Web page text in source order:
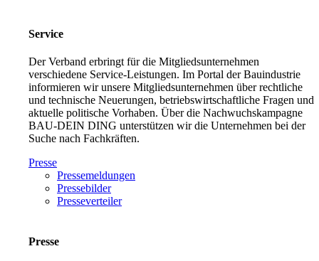
Service
Der Verband erbringt für die Mitgliedsunternehmen
verschiedene Service-Leistungen. Im Portal der Bauindustrie
informieren wir unsere Mitgliedsunternehmen über rechtliche
und technische Neuerungen, betriebswirtschaftliche Fragen und
aktuelle politische Vorhaben. Über die Nachwuchskampagne
BAU-DEIN DING unterstützen wir die Unternehmen bei der
Suche nach Fachkräften.
Presse
Pressemeldungen
Pressebilder
Presseverteiler
Presse